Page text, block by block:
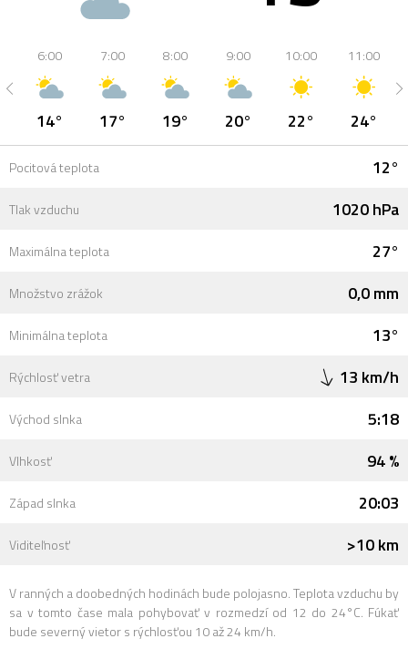
6:00
14°
7:00
17°
8:00
19°
9:00
20°
10:00
22°
11:00
24°
Pocitová teplota 12°
Tlak vzduchu 1020 hPa
Maximálna teplota 27°
Množstvo zrážok 0,0 mm
Minimálna teplota 13°
Rýchlosť vetra 13 km/h
Východ slnka 5:18
Vlhkosť 94 %
Západ slnka 20:03
Viditeľnosť >10 km
V ranných a doobedných hodinách bude polojasno. Teplota vzduchu by
sa v tomto čase mala pohybovať v rozmedzí od 12 do 24°C. Fúkať
bude severný vietor s rýchlosťou 10 až 24 km/h.